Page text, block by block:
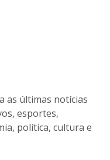
as últimas notícias
esportes,
política, cultura e